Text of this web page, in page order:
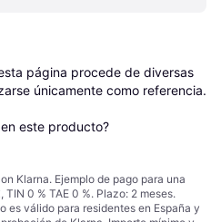
página procede de diversas
únicamente como referencia.
este producto?
Klarna. Ejemplo de pago para una
0 % TAE 0 %. Plazo: 2 meses.
es válido para residentes en España y